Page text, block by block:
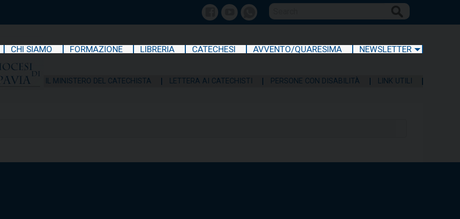
FacebookYoutubewhatsapp
CHI SIAMO FORMAZIONE LIBRERIA CATECHESI AVVENTO/QUARESIMA NEWSLETTER
IL MINISTERO DEL CATECHISTA LETTERA AI CATECHISTI PERSONE CON DISABILITÀ LINK UTILI